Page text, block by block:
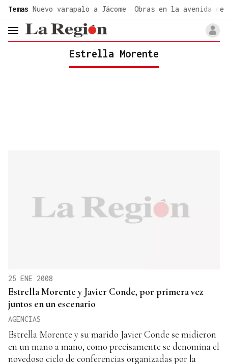
Temas Nuevo varapalo a Jácome Obras en la avenida de
header.menu.open
Estrella Morente
25 ENE 2008
Estrella Morente y Javier Conde, por primera vez
juntos en un escenario
AGENCIAS
Estrella Morente y su marido Javier Conde se midieron
en un mano a mano, como precisamente se denomina el
novedoso ciclo de conferencias organizadas por la